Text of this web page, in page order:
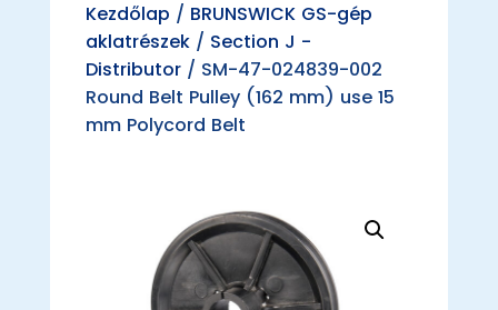
Kezdőlap / BRUNSWICK GS-gép
aklatrészek/ Section J -
Distributor/ SM-47-024839-002
Round Belt Pulley (162 mm) use 15
mm Polycord Belt